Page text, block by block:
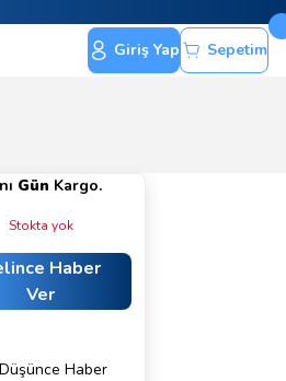
Giriş Yap Sepetim
Gün Kargo.
Stokta yok
Haber
Ver
Haber